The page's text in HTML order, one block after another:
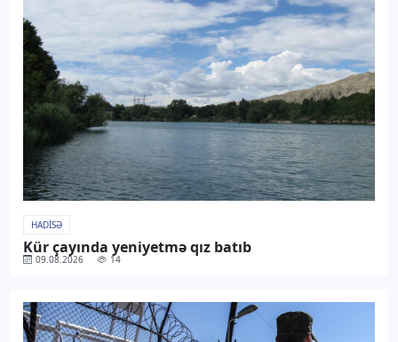
HADISƏ
Kür çayında yeniyetmə qız batıb
09.08.2026 14